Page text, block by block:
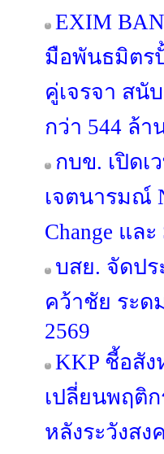
EXIM
มือพันธมิตร
คู่เจรจา สนั
กว่า 544 ล้า
กบข. เปิดเ
เจตนารมณ์
Change แล
บสย. จัดปร
คว้าชัย ระด
2569
KKP ชี้อสั
เปลี่ยนพฤติ
หลังระวังส